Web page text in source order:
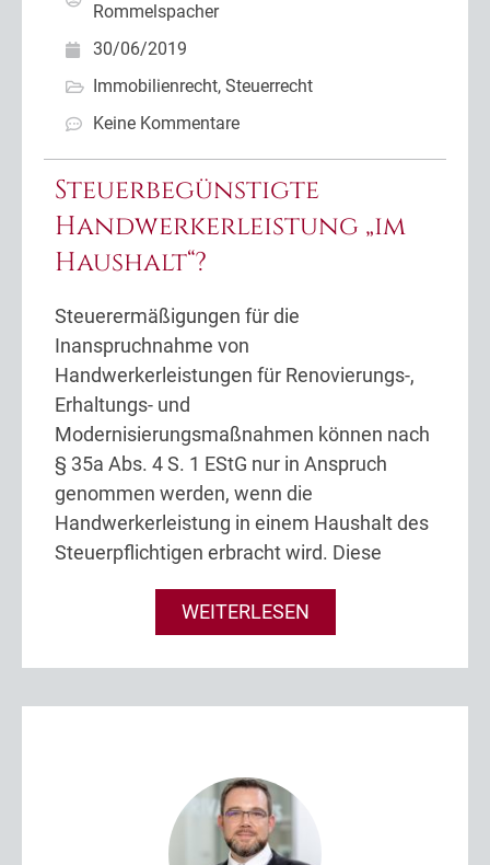
Rommelspacher
30/06/2019
Immobilienrecht, Steuerrecht
Keine Kommentare
Steuerbegünstigte
Handwerkerleistung „im
Haushalt“?
Steuerermäßigungen für die
Inanspruchnahme von
Handwerkerleistungen für Renovierungs-,
Erhaltungs- und
Modernisierungsmaßnahmen können nach
§ 35a Abs. 4 S. 1 EStG nur in Anspruch
genommen werden, wenn die
Handwerkerleistung in einem Haushalt des
Steuerpflichtigen erbracht wird. Diese
WEITERLESEN